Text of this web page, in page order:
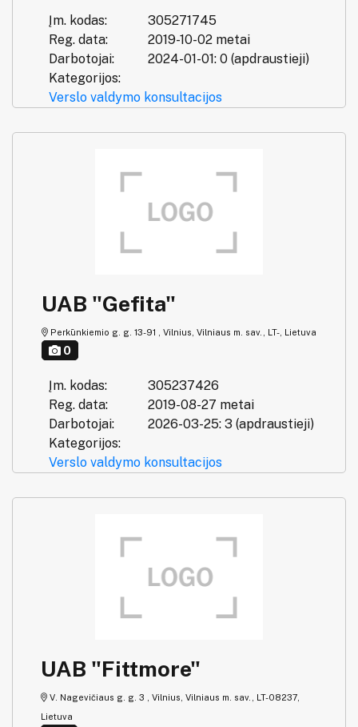
Įm. kodas:
305271745
Reg. data:
2019-10-02 metai
Darbotojai:
2024-01-01: 0 (apdraustieji)
Kategorijos:
Verslo valdymo konsultacijos
UAB "Gefita"
Perkūnkiemio g. g. 13-91 , Vilnius, Vilniaus m. sav., LT-, Lietuva
0
Įm. kodas:
305237426
Reg. data:
2019-08-27 metai
Darbotojai:
2026-03-25: 3 (apdraustieji)
Kategorijos:
Verslo valdymo konsultacijos
UAB "Fittmore"
V. Nagevičiaus g. g. 3 , Vilnius, Vilniaus m. sav., LT-08237,
Lietuva